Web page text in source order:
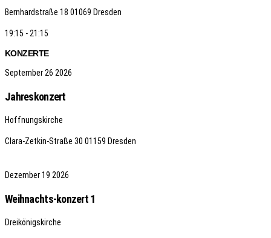
Bernhardstraße 18 01069 Dresden
19:15 - 21:15
KONZERTE
September26 2026
Jahreskonzert
Hoffnungskirche
Clara-Zetkin-Straße 30 01159 Dresden
Dezember19 2026
Weihnachts-konzert 1
Dreikönigskirche